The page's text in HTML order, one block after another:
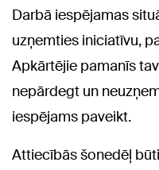
Darbā iespējamas
uzņemties iniciatīvu,
Apkārtējie pamanīs
nepārdegt un
iespējams paveikt.
Attiecībās šonedēļ